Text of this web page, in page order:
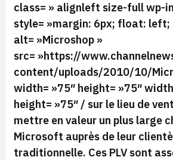
class= » alignleft size-full wp-
style= »margin: 6px; float: left;
alt= »Microshop »
src= »https://
content/uploads/2010/10/
width= »75″ height= »75″
height= »75″ / sur le lieu de
mettre en valeur un plus large
Microsoft auprès de leur
traditionnelle. Ces PLV sont